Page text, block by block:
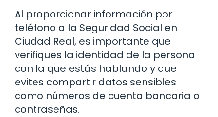
Al proporcionar información por
teléfono a la Seguridad Social en
Ciudad Real, es importante que
verifiques la identidad de la persona
con la que estás hablando y que
evites compartir datos sensibles
como números de cuenta bancaria o
contraseñas.